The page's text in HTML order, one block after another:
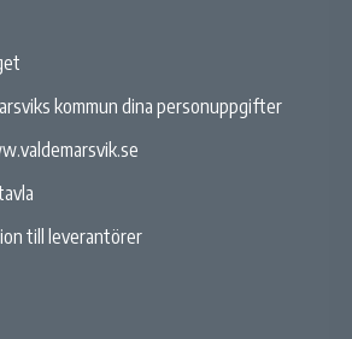
kommun dina personuppgifter
till leverantörer